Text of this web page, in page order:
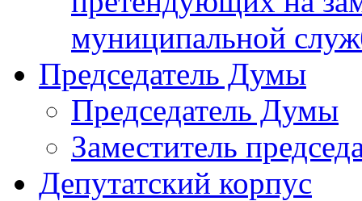
муниципальной
Председатель Думы
Председатель Думы
Заместитель
Депутатский корпус